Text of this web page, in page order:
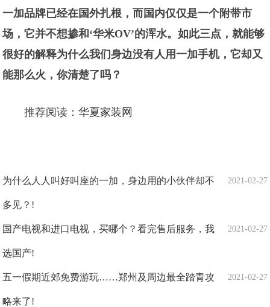
一加品牌已经在国外扎根，而国内仅仅是一个附带市
场，它并不想掺和‘华米OV’的浑水。如此三点，就能够
很好的解释为什么我们身边没有人用一加手机，它却又
能那么火，你清楚了吗？
推荐阅读：华夏家装网
2021-02-27
为什么人人叫好叫座的一加，身边用的小伙伴却不
多见？!
2021-02-27
国产电视和进口电视，买哪个？看完售后服务，我
选国产!
2021-02-27
五一假期近郊免费游玩……郑州及周边最全踏青攻
略来了!